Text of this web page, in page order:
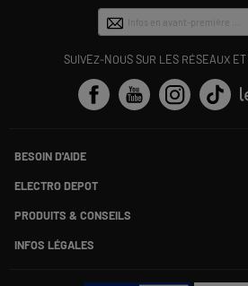
SUIVEZ-NOUS SUR LES RÉSEAUX
BESOIN D'AIDE
Suivre ma commande
Modifier ou annuler ma commande
SAV
Payer en plusieurs fois
ELECTRO DEPOT
Rejoignez-nous !
PRODUITS & CONSEILS
Nos marques
Les avis du site
INFOS LÉGALES